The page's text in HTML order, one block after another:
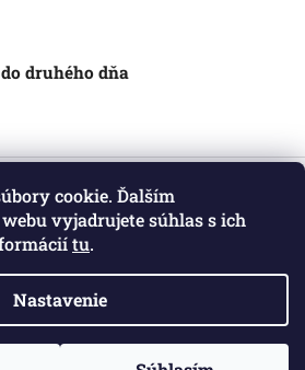
cookie. Ďalším
vyjadrujete súhlas s ich
tu.
Nastavenie
druhého dňa
2026 . Všetky práva vyhradené.